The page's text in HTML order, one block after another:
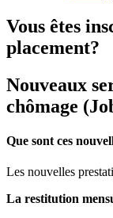
Vous êtes
placement?
Nouveaux
chômage
Que sont ces
Les nouvelles
La restitution